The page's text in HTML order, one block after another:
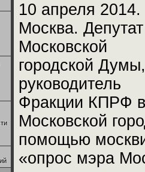
10 апреля 2014.
Москва. Депутат
Московской
городской Думы,
руководитель
Фракции КПРФ в
Московской
помощью
«опрос мэра